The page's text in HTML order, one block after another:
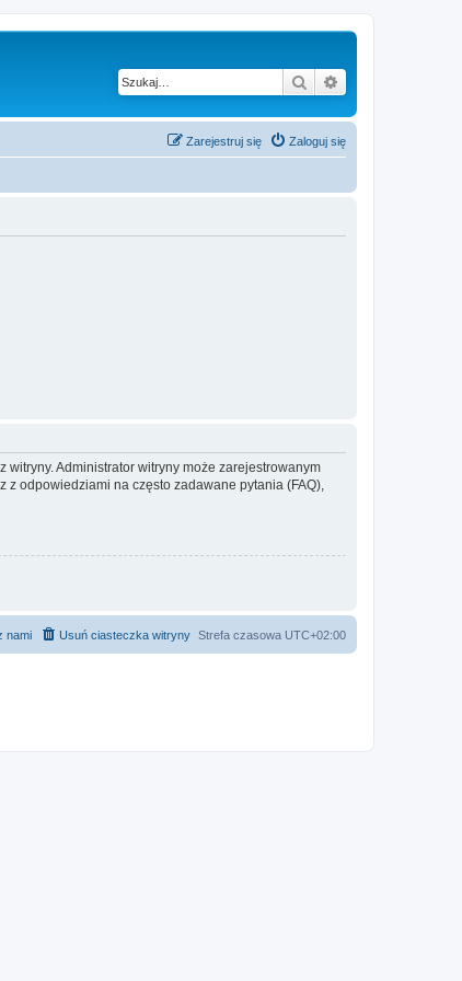
Szukaj
Zaloguj się
Zarejestruj się
Administrator witryny może zarejestrowanym
odpowiedziami na często zadawane pytania (FAQ),
Strefa czasowa UTC+02:00
Usuń ciasteczka witryny
nami